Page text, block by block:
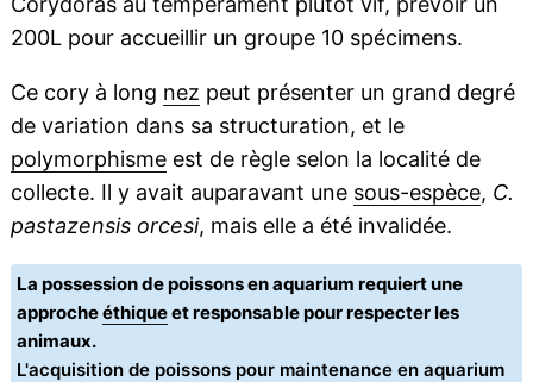
200L pour accueillir un groupe 10 spécimens.
Ce cory à long nez peut présenter un grand degré
de variation dans sa structuration, et le
polymorphismeest de règle selon la localité de
collecte. Il y avait auparavant une sous-espèce, C.
pastazensis orcesi, mais elle a été invalidée.
La possession de poissons en aquarium requiert une
approcheéthiqueet responsable pour respecter les
animaux.
L'acquisition de poissons pour maintenance en aquarium